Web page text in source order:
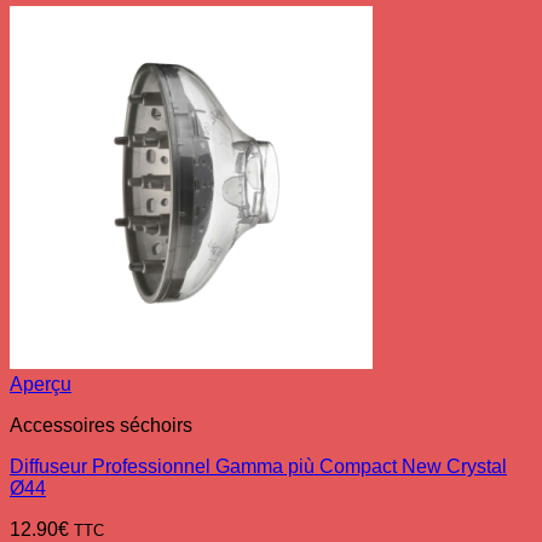
Aperçu
Accessoires séchoirs
Diffuseur Professionnel Gamma più Compact New Crystal
Ø44
12.90€ TTC